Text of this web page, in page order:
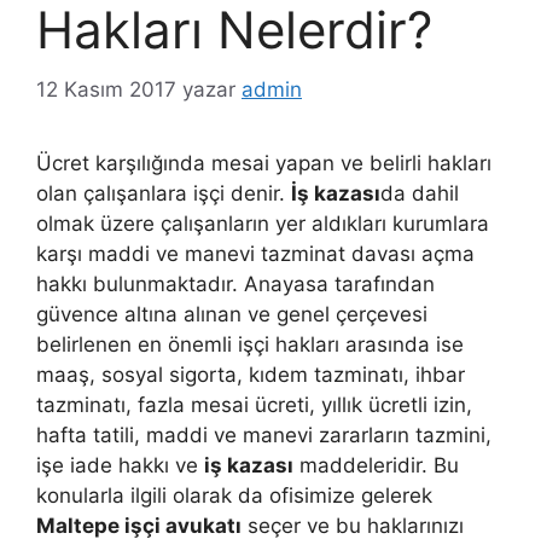
Hakları Nelerdir?
12 Kasım 2017 yazar admin
Ücret karşılığında mesai yapan ve belirli hakları
olan çalışanlara işçi denir. İş kazasıda dahil
olmak üzere çalışanların yer aldıkları kurumlara
karşı maddi ve manevi tazminat davası açma
hakkı bulunmaktadır. Anayasa tarafından
güvence altına alınan ve genel çerçevesi
belirlenen en önemli işçi hakları arasında ise
maaş, sosyal sigorta, kıdem tazminatı, ihbar
tazminatı, fazla mesai ücreti, yıllık ücretli izin,
hafta tatili, maddi ve manevi zararların tazmini,
işe iade hakkı ve iş kazası maddeleridir. Bu
konularla ilgili olarak da ofisimize gelerek
Maltepe işçi avukatı seçer ve bu haklarınızı